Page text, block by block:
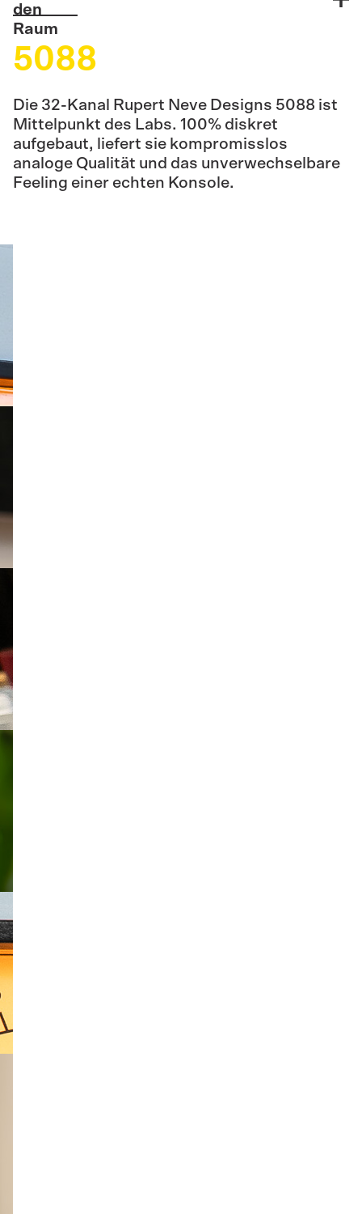
den
Raum
5088
Die 32-Kanal Rupert Neve Designs 5088 ist
Mittelpunkt des Labs. 100% diskret
aufgebaut, liefert sie kompromisslos
analoge Qualität und das unverwechselbare
Feeling einer echten Konsole.